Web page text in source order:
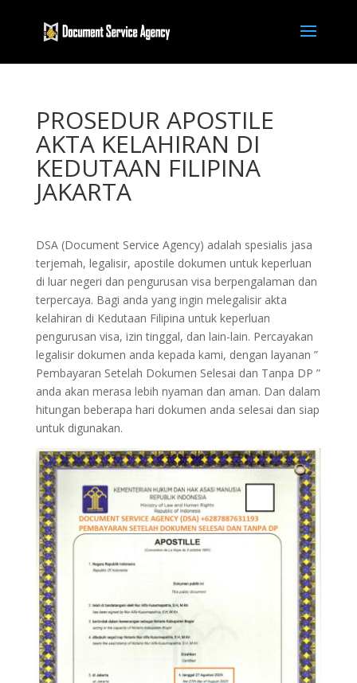
PROSEDUR APOSTILE
AKTA KELAHIRAN DI
KEDUTAAN FILIPINA
JAKARTA
DSA (Document Service Agency) adalah spesialis jasa
terjemah, legalisir, apostile dokumen untuk keperluan
di luar negeri dan pengurusan visa berpengalaman dan
terpercaya. Bagi anda yang ingin melegalisir akta
kelahiran di Kedutaan Filipina untuk keperluan
pengurusan visa, izin tinggal, dan lain-lain. Percayakan
legalisir dokumen anda kepada kami, dengan layanan ”
Pembayaran Setelah Dokumen Selesai dan Tanpa DP ”
anda akan merasa lebih nyaman dan aman. Dan dalam
hitungan beberapa hari dokumen anda selesai dan siap
untuk digunakan.